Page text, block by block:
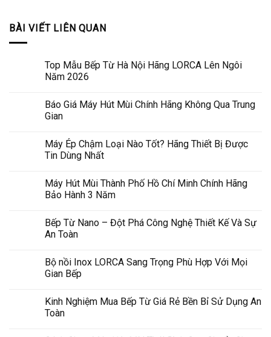
BÀI VIẾT LIÊN QUAN
Top Mẫu Bếp Từ Hà Nội Hãng LORCA Lên Ngôi
Năm 2026
Báo Giá Máy Hút Mùi Chính Hãng Không Qua Trung
Gian
Máy Ép Chậm Loại Nào Tốt? Hãng Thiết Bị Được
Tin Dùng Nhất
Máy Hút Mùi Thành Phố Hồ Chí Minh Chính Hãng
Bảo Hành 3 Năm
Bếp Từ Nano – Đột Phá Công Nghệ Thiết Kế Và Sự
An Toàn
Bộ nồi Inox LORCA Sang Trọng Phù Hợp Với Mọi
Gian Bếp
Kinh Nghiệm Mua Bếp Từ Giá Rẻ Bền Bỉ Sử Dụng An
Toàn